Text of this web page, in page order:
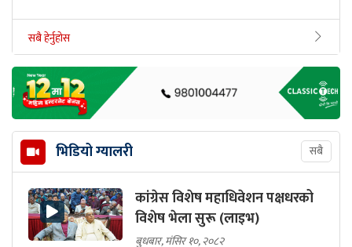
सबै हेर्नुहोस
भिडियो ग्यालरी सबै
कांग्रेस विशेष महाधिवेशन पक्षधरको
विशेष भेला सुरू (लाइभ)
बुधबार, मंसिर १०, २०८२